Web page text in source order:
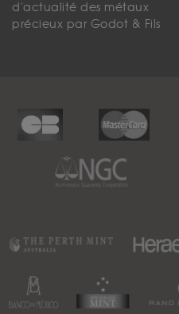
d'actualité des métaux
précieux par Godot & Fils